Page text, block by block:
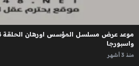
واسبورجا
منذ 3 أشهر